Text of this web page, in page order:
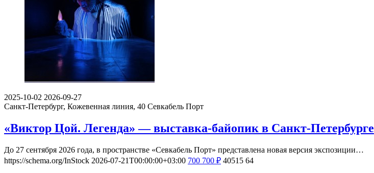
2025-10-02 2026-09-27
Санкт-Петербург, Кожевенная линия, 40 Севкабель Порт
«Виктор Цой. Легенда» — выставка-байопик в Санкт-Петербурге
До 27 сентября 2026 года, в пространстве «Севкабель Порт» представлена новая версия экспозиции…
https://schema.org/InStock 2026-07-21T00:00:00+03:00 700 700 ₽ 40515 64